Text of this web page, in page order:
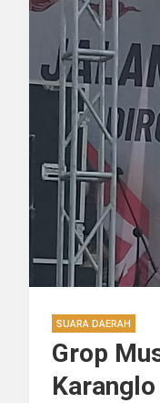
SUARA DAERAH
Grop
Karanglo